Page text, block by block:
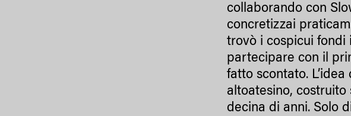
collaborando con
concretizzai
trovò i cospicui fondi
partecipare con il
fatto scontato.
altoatesino, costruito
decina di anni. Solo